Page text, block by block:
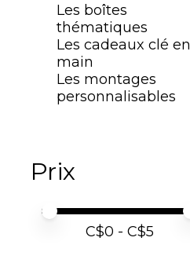
Les boîtes
thématiques
Les cadeaux clé en
main
Les montages
personnalisables
Prix
Prix minimum
Price maximum value
C$0 - C$5